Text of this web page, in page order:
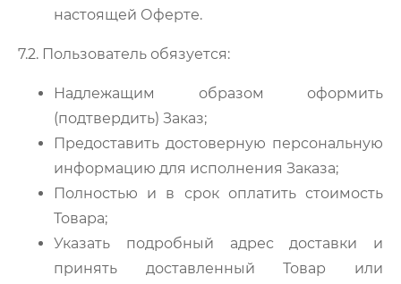
настоящей Оферте.
7.2. Пользователь обязуется:
Надлежащим образом оформить
(подтвердить) Заказ;
Предоставить достоверную персональную
информацию для исполнения Заказа;
Полностью и в срок оплатить стоимость
Товара;
Указать подробный адрес доставки и
принять доставленный Товар или